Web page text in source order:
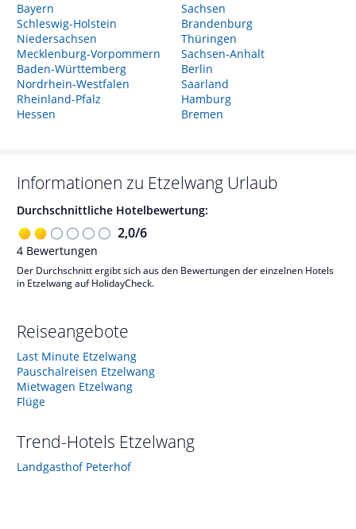
Bayern
Schleswig-Holstein
Niedersachsen
Mecklenburg-Vorpommern
Baden-Württemberg
Nordrhein-Westfalen
Rheinland-Pfalz
Hessen
Sachsen
Brandenburg
Thüringen
Sachsen-Anhalt
Berlin
Saarland
Hamburg
Bremen
Informationen zu Etzelwang Urlaub
Durchschnittliche Hotelbewertung:
2,0/6
4 Bewertungen
Der Durchschnitt ergibt sich aus den Bewertungen der einzelnen Hotels
in Etzelwang auf HolidayCheck.
Reiseangebote
Last Minute Etzelwang
Pauschalreisen Etzelwang
Mietwagen Etzelwang
Flüge
Trend-Hotels Etzelwang
Landgasthof Peterhof